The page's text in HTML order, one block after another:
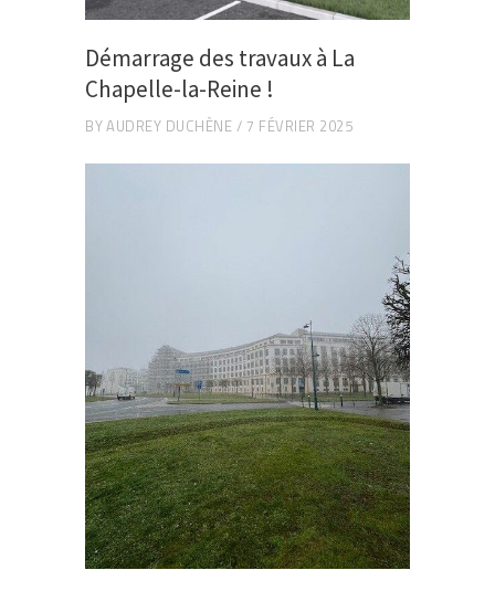
Démarrage des travaux à La
Chapelle-la-Reine !
BYAUDREY DUCHÈNE 7 FÉVRIER 2025